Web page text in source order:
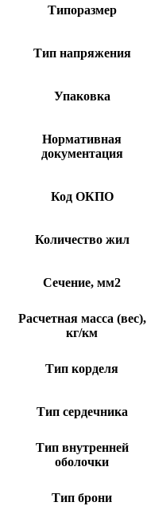
Типоразмер
Тип напряжения
Упаковка
Нормативная
документация
Код ОКПО
Количество жил
Сечение, мм2
Расчетная масса (вес),
кг/км
Тип корделя
Тип сердечника
Тип внутренней
оболочки
Тип брони